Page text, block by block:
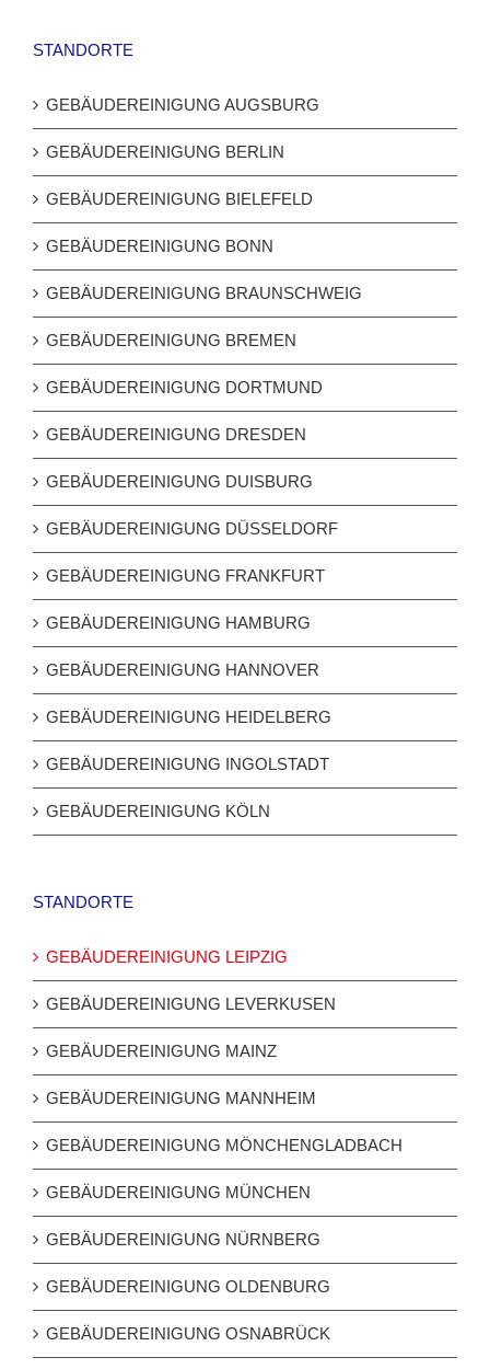
STANDORTE
GEBÄUDEREINIGUNG AUGSBURG
GEBÄUDEREINIGUNG BERLIN
GEBÄUDEREINIGUNG BIELEFELD
GEBÄUDEREINIGUNG BONN
GEBÄUDEREINIGUNG BRAUNSCHWEIG
GEBÄUDEREINIGUNG BREMEN
GEBÄUDEREINIGUNG DORTMUND
GEBÄUDEREINIGUNG DRESDEN
GEBÄUDEREINIGUNG DUISBURG
GEBÄUDEREINIGUNG DÜSSELDORF
GEBÄUDEREINIGUNG FRANKFURT
GEBÄUDEREINIGUNG HAMBURG
GEBÄUDEREINIGUNG HANNOVER
GEBÄUDEREINIGUNG HEIDELBERG
GEBÄUDEREINIGUNG INGOLSTADT
GEBÄUDEREINIGUNG KÖLN
STANDORTE
GEBÄUDEREINIGUNG LEIPZIG
GEBÄUDEREINIGUNG LEVERKUSEN
GEBÄUDEREINIGUNG MAINZ
GEBÄUDEREINIGUNG MANNHEIM
GEBÄUDEREINIGUNG MÖNCHENGLADBACH
GEBÄUDEREINIGUNG MÜNCHEN
GEBÄUDEREINIGUNG NÜRNBERG
GEBÄUDEREINIGUNG OLDENBURG
GEBÄUDEREINIGUNG OSNABRÜCK